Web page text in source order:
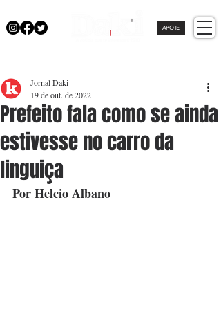
APOIE
Prefeito fala como se ainda
estivesse no carro da
linguiça
Jornal Daki
19 de out. de 2022
Por Helcio Albano